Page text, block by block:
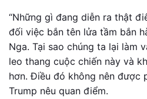
“Những gì đang diễn ra thật
đối việc bắn tên lửa tầm bắn
Nga. Tại sao chúng ta lại làm
leo thang cuộc chiến này và
hơn. Điều đó không nên được
Trump nêu quan điểm.